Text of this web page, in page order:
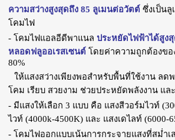
ความสว่างสูงสุดถึง 85 ลูเมนต่อวัตต์ ซึ่งเป็นลู
โคมไฟ
- โคมไฟแอลอีดีพาแนล ประหยัดไฟฟ้าได้สูง
หลอดฟลูออเรสเซนต์ โดยค่าความถูกต้องขอ
80%
ให้แสงสว่างเพียงพอสำหรับพื้นที่ใช้งาน ลด
โคม เรียบ สวยงาม ช่วยประหยัดพลังงาน แล
- มีแสงให้เลือก 3 แบบ คือ แสงสีวอร์มไวท์
ไวท์ (4000k-4500K) และ แสงเดไลท์ (6000-
- โคมไฟออกแบบเน้นการกระจายแสงที่สม่ำเ